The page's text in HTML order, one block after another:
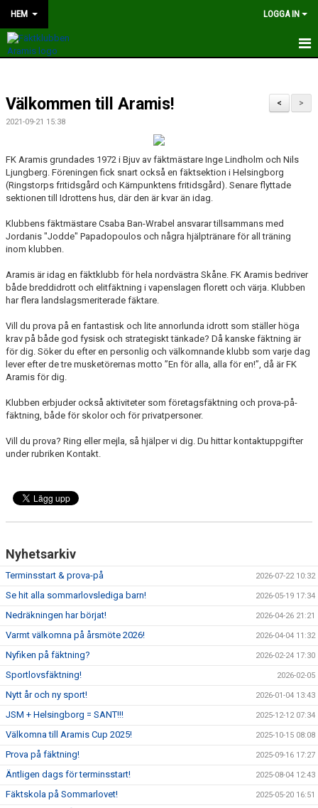
HEM LOGGA IN
NYHETER
KONTAKT
KALENDER
BILDER
TRÄNARE
STYRELSEN
VILL DU PROVA FÄKTNING?
MEDLEMSAVGIFT
SKOLIDROTT
TRYGG IDROTT
DOKUMENT
>
<
Välkommen till Aramis!
2021-09-21 15:38
FK Aramis grundades 1972 i Bjuv av fäktmästare Inge Lindholm och Nils
Ljungberg. Föreningen fick snart också en fäktsektion i Helsingborg
(Ringstorps fritidsgård och Kärnpunktens fritidsgård). Senare flyttade
sektionen till Idrottens hus, där den är kvar än idag.
Klubbens fäktmästare Csaba Ban-Wrabel ansvarar tillsammans med
Jordanis "Jodde" Papadopoulos och några hjälptränare för all träning
inom klubben.
Aramis är idag en fäktklubb för hela nordvästra Skåne. FK Aramis bedriver
både breddidrott och elitfäktning i vapenslagen florett och värja. Klubben
har flera landslagsmeriterade fäktare.
Vill du prova på en fantastisk och lite annorlunda idrott som ställer höga
krav på både god fysisk och strategiskt tänkade? Då kanske fäktning är
för dig. Söker du efter en personlig och välkomnande klubb som varje dag
lever efter de tre musketörernas motto ”En för alla, alla för en!”, då är FK
Aramis för dig.
Klubben erbjuder också aktiviteter som företagsfäktning och prova-på-
fäktning, både för skolor och för privatpersoner.
Vill du prova? Ring eller mejla, så hjälper vi dig. Du hittar kontaktuppgifter
under rubriken Kontakt.
Nyhetsarkiv
Terminsstart & prova-på 2026-07-22 10:32
Se hit alla sommarlovslediga barn! 2026-05-19 17:34
Nedräkningen har börjat! 2026-04-26 21:21
Varmt välkomna på årsmöte 2026! 2026-04-04 11:32
Nyfiken på fäktning? 2026-02-24 17:30
Sportlovsfäktning! 2026-02-05
Nytt år och ny sport! 2026-01-04 13:43
JSM + Helsingborg = SANT!!! 2025-12-12 07:34
Välkomna till Aramis Cup 2025! 2025-10-15 08:08
Prova på fäktning! 2025-09-16 17:27
Äntligen dags för terminsstart! 2025-08-04 12:43
Fäktskola på Sommarlovet! 2025-05-20 16:51